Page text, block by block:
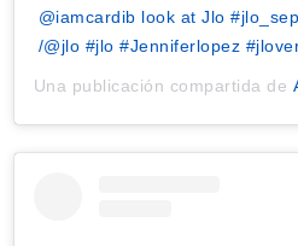
@iamcardib look at Jlo
/@jlo #jlo #Jenniferlopez
Una publicación compartida de